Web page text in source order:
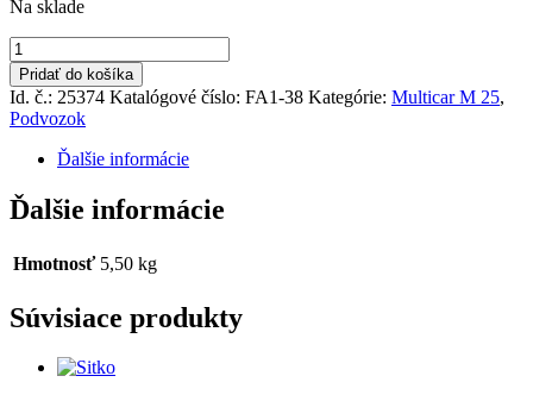
Na sklade
množstvo
Držiak
motora
Pridať do košíka
Id. č.: 25374 Katalógové číslo: FA1-38 Kategórie: Multicar M 25,
Podvozok
Ďalšie informácie
Ďalšie informácie
Hmotnosť 5,50 kg
Súvisiace produkty